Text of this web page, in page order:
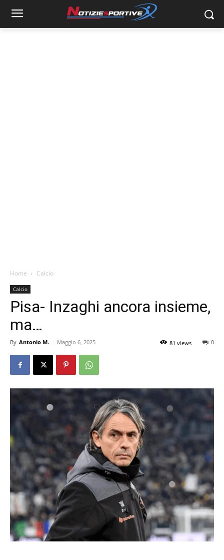
Home Calcio
Calcio
Pisa- Inzaghi ancora insieme,
ma…
By Antonio M. - Maggio 6, 2025 0
81 views